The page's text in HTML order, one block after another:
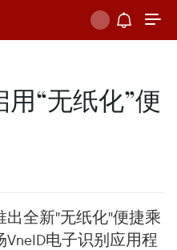
“无纸化”便
全新"无纸化"便捷乘
电子识别应用程